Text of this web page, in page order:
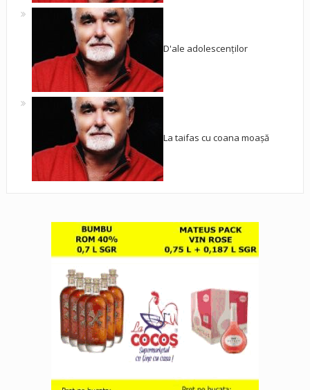
D'ale adolescenților
La taifas cu coana moașă